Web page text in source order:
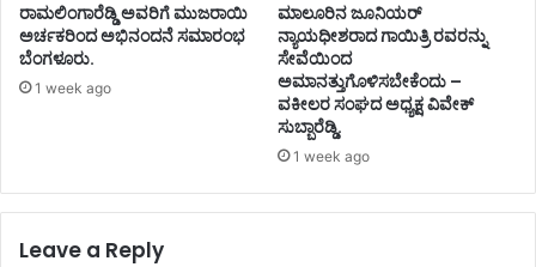
ರಾಮಲಿಂಗಾರೆಡ್ಡಿ ಅವರಿಗೆ ಮುಜರಾಯಿ
ಅರ್ಚಕರಿಂದ ಅಭಿನಂದನೆ ಸಮಾರಂಭ
ಬೆಂಗಳೂರು.
1 week ago
ಮಾಲೂರಿನ ಜೂನಿಯರ್
ನ್ಯಾಯಧೀಶರಾದ ಗಾಯಿತ್ರಿ ರವರನ್ನು
ಸೇವೆಯಿಂದ
ಅಮಾನತ್ತುಗೊಳಿಸಬೇಕೆಂದು –
ವಕೀಲರ ಸಂಘದ ಅಧ್ಯಕ್ಷ ವಿವೇಕ್
ಸುಬ್ಬಾರೆಡ್ಡಿ.
1 week ago
Leave a Reply